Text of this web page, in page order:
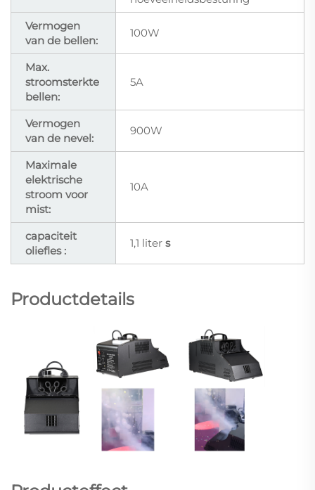
Vermogen
van de bellen:
100W
Max.
stroomsterkte
bellen:
5A
Vermogen
van de nevel:
900W
Maximale
elektrische
stroom voor
mist:
10A
capaciteit
oliefles :
1,1 liter s
Productdetails